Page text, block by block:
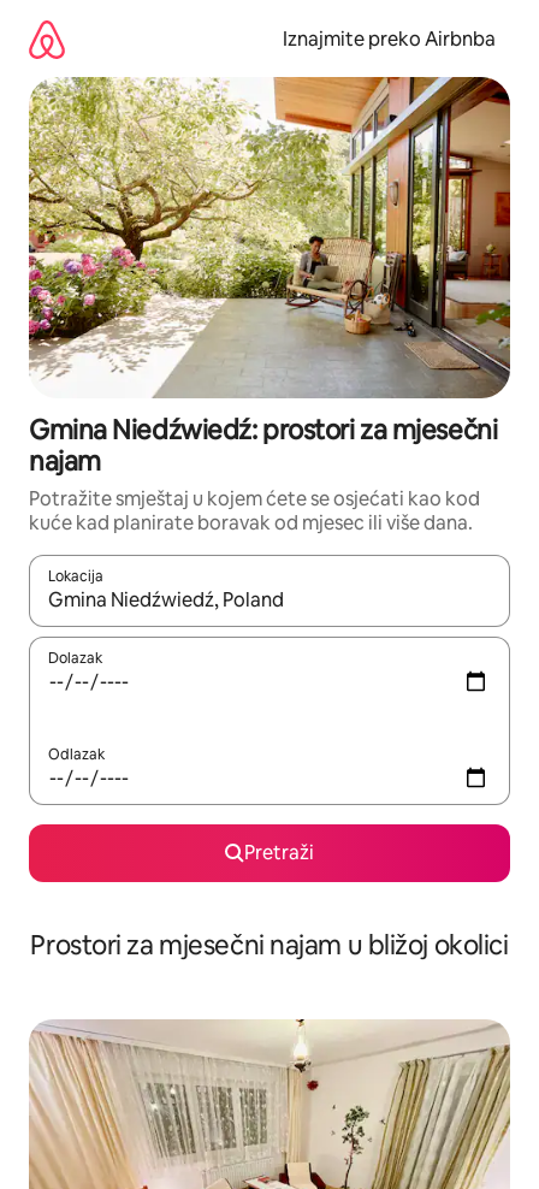
sadržaj
Iznajmite preko Airbnba
Gmina Niedźwiedź: prostori za mjesečni
najam
Potražite smještaj u kojem ćete se osjećati kao kod
kuće kad planirate boravak od mjesec ili više dana.
Lokacija
Kada budu dostupni rezultati, moći ćete ih pregledati
Dolazak
Odlazak
Pretraži
Prostori za mjesečni najam u bližoj okolici